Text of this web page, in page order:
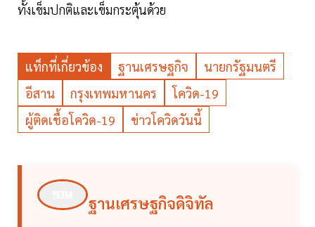
ทั้งเข็มปกติและเข็มกระตุ้นด้วย
แท็กที่เกี่ยวข้อง ฐานเศรษฐกิจ
นายกรัฐมนตรี
อีสาน
กรุงเทพมหานคร
โควิด-19
ผู้ติดเชื้อโควิด-19
ข่าวโควิดวันนี้
ฐานเศรษฐกิจดิจิทัล